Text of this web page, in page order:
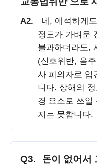
A2.
네, 애석하게
정도가 가벼운
불과하더라도,
(신호위반, 음
사 피의자로 입
니다. 상해의
경 요소로 쓰일
지는 못합니다.
Q3.
돈이 없어서